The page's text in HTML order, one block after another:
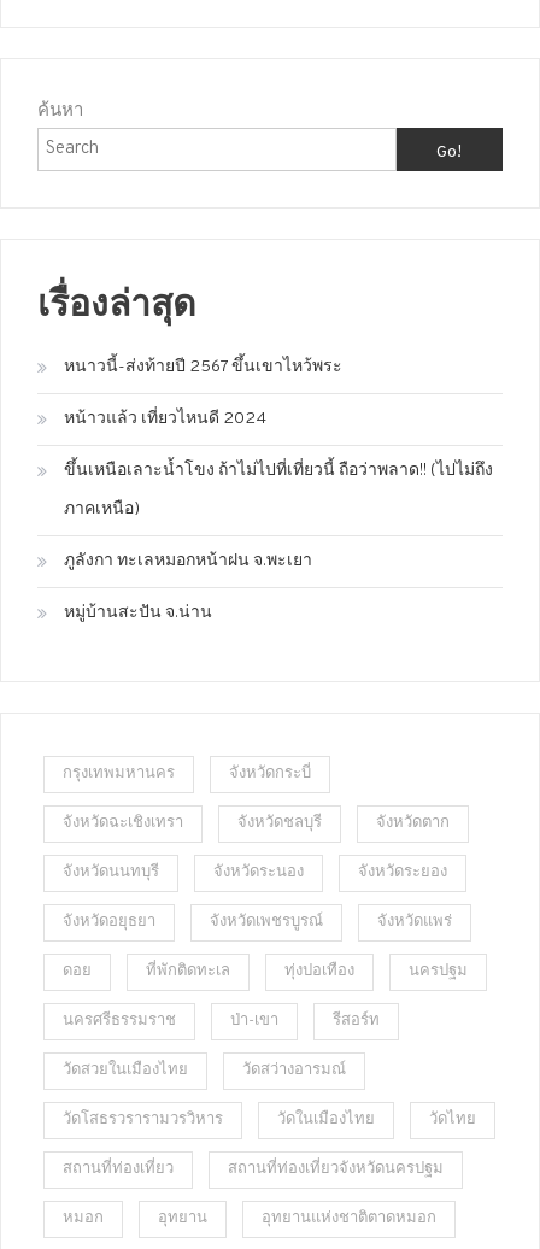
ค้นหา
Go!
เรื่องล่าสุด
หนาวนี้-ส่งท้ายปี 2567 ขึ้นเขาไหว้พระ
หน้าวแล้ว เที่ยวไหนดี 2024
ขึ้นเหนือเลาะน้ำโขง ถ้าไม่ไปที่เที่ยวนี้ ถือว่าพลาด!! (ไปไม่ถึง
ภาคเหนือ)
ภูลังกา ทะเลหมอกหน้าฝน จ.พะเยา
หมู่บ้านสะปัน จ.น่าน
กรุงเทพมหานคร จังหวัดกระบี่
จังหวัดฉะเชิงเทรา จังหวัดชลบุรี จังหวัดตาก
จังหวัดนนทบุรี จังหวัดระนอง จังหวัดระยอง
จังหวัดอยุธยา จังหวัดเพชรบูรณ์ จังหวัดแพร่
ดอย ที่พักติดทะเล ทุ่งปอเทือง นครปฐม
นครศรีธรรมราช ป่า-เขา รีสอร์ท
วัดสวยในเมืองไทย วัดสว่างอารมณ์
วัดโสธรวรารามวรวิหาร วัดในเมืองไทย วัดไทย
สถานที่ท่องเที่ยว สถานที่ท่องเที่ยวจังหวัดนครปฐม
หมอก อุทยาน อุทยานแห่งชาติตาดหมอก